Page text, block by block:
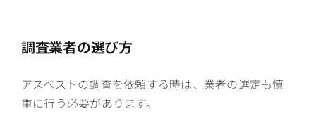
調査業者の選び方
アスベストの調査を依頼する時は、業者の選定も慎
重に行う必要があります。